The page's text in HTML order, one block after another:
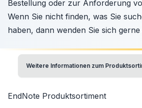
Bestellung oder zur Anforderung
Wenn Sie nicht finden, was Sie
haben, dann wenden Sie sich gerne
Weitere Informationen zum
EndNote Produktsortiment